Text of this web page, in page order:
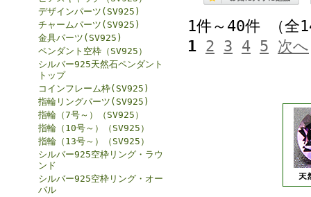
デザインパーツ(SV925)
チャームパーツ(SV925)
金具パーツ(SV925)
ペンダント空枠（SV925）
シルバー925天然石ペンダント
トップ
コインフレーム枠(SV925)
指輪リングパーツ(SV925)
指輪（7号～）（SV925）
指輪（10号～）（SV925）
指輪（13号～）（SV925）
シルバー925空枠リング・ラウ
ンド
シルバー925空枠リング・オー
バル
1件～40件 （
1 2 3 4 5 次へ